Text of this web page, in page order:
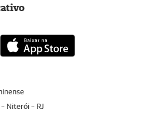
- Niterói - RJ